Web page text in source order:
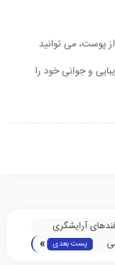
پوست، می توانید
و جوانی خود را
آرایشگری
پست بعدی »